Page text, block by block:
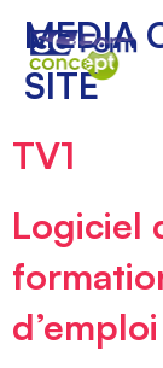
MEDIA
SITE
TV1
Logiciel
d’emploi